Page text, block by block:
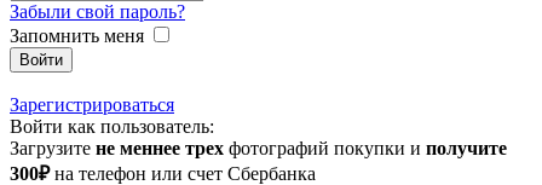
Забыли свой пароль?
Запомнить меня
Зарегистрироваться
Войти как пользователь:
Загрузите не меннее трех фотографий покупки и получите
300₽на телефон или счет Сбербанка